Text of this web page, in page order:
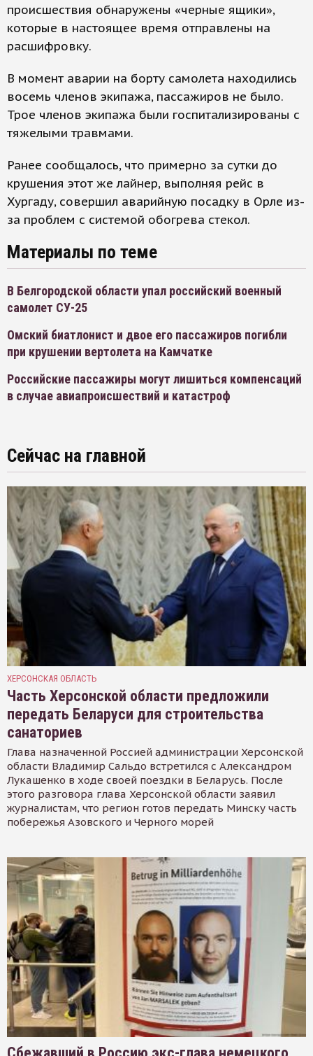
происшествия обнаружены «черные ящики»,
которые в настоящее время отправлены на
расшифровку.
В момент аварии на борту самолета находились
восемь членов экипажа, пассажиров не было.
Трое членов экипажа были госпитализированы с
тяжелыми травмами.
Ранее сообщалось, что примерно за сутки до
крушения этот же лайнер, выполняя рейс в
Хургаду, совершил аварийную посадку в Орле из-
за проблем с системой обогрева стекол.
Материалы по теме
В Белгородской области упал российский военный
самолет СУ-25
Омский биатлонист и двое его пассажиров погибли
при крушении вертолета на Камчатке
Российские пассажиры могут лишиться компенсаций
в случае авиапроисшествий и катастроф
Сейчас на главной
ХЕРСОНСКАЯ ОБЛАСТЬ
Часть Херсонской области предложили
передать Беларуси для строительства
санаториев
Глава назначенной Россией администрации Херсонской
области Владимир Сальдо встретился с Александром
Лукашенко в ходе своей поездки в Беларусь. После
этого разговора глава Херсонской области заявил
журналистам, что регион готов передать Минску часть
побережья Азовского и Черного морей